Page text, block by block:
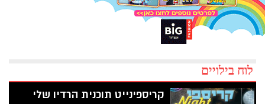
לוח בילויים
קריספינייט תוכנית הרדיו שלי